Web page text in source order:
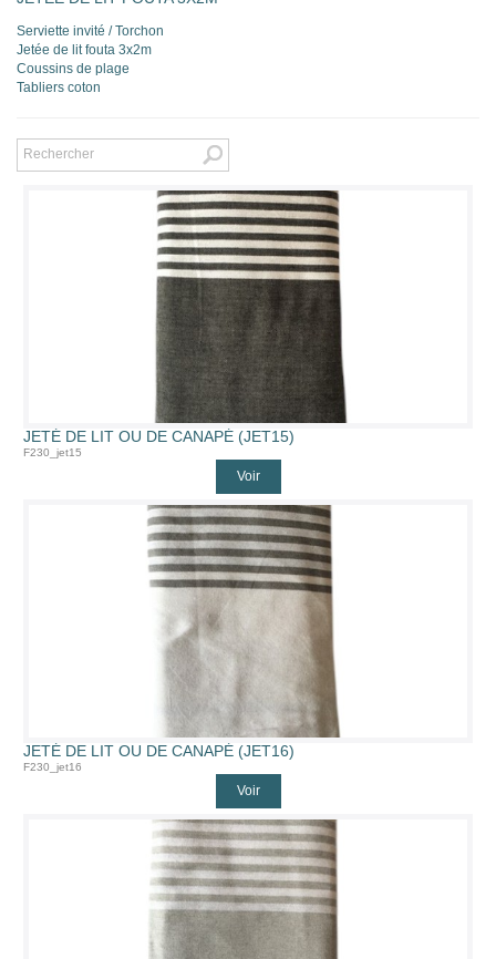
Serviette invité / Torchon
Jetée de lit fouta 3x2m
Coussins de plage
Tabliers coton
JETÉ DE LIT OU DE CANAPÉ (JET15)
F230_jet15
Voir
JETÉ DE LIT OU DE CANAPÉ (JET16)
F230_jet16
Voir